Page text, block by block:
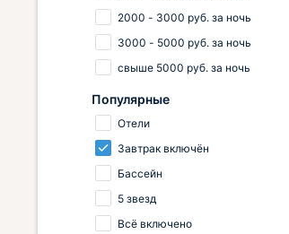
2000 - 3000 руб. за ночь
3000 - 5000 руб. за ночь
свыше 5000 руб. за ночь
Популярные
Отели
Завтрак включён
Бассейн
5 звезд
Всё включено